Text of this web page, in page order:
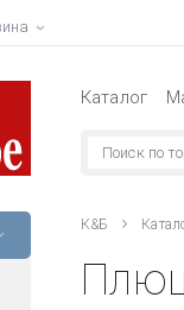
Каталог
К&Б